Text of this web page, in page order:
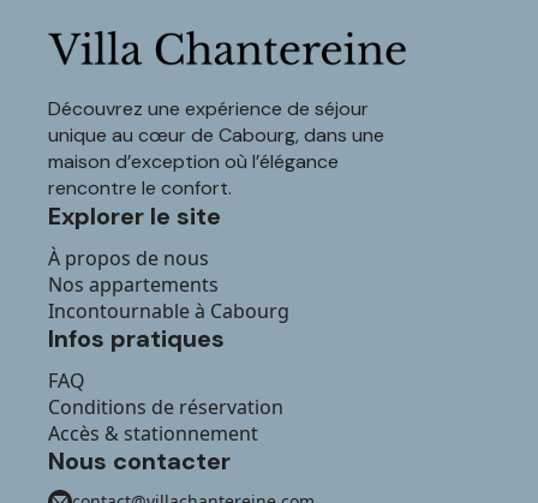
Découvrez une expérience de séjour
unique au cœur de Cabourg, dans une
maison d’exception où l’élégance
rencontre le confort.
Explorer le site
À propos de nous
Nos appartements
Incontournable à Cabourg
Infos pratiques
FAQ
Conditions de réservation
Accès & stationnement
Nous contacter